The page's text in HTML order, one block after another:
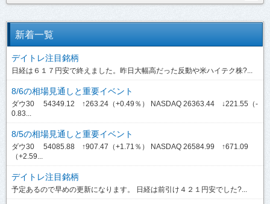
新着一覧
デイトレ注目銘柄
日経は６１７円安で終えました。昨日大幅高だった反動や米ハイテク株?...
8/6の相場見通しと重要イベント
ダウ30 54349.12 ↑263.24（+0.49％） NASDAQ 26363.44 ↓221.55（-
0.83...
8/5の相場見通しと重要イベント
ダウ30 54085.88 ↑907.47（+1.71％） NASDAQ 26584.99 ↑671.09
（+2.59...
デイトレ注目銘柄
予定あるので早めの更新になります。 日経は前引け４２１円安でした?...